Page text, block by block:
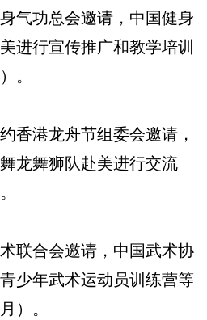
功总会邀请，中国健身
进行宣传推广和教学培训
。
港龙舟节组委会邀请，
龙舞狮队赴美进行交流
合会邀请，中国武术协
少年武术运动员训练营等
）。